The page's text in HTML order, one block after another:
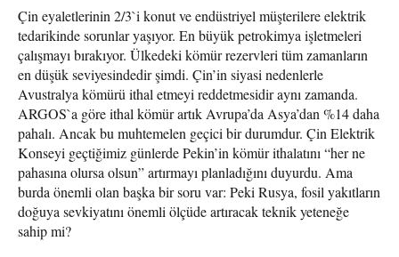
Çin eyaletlerinin 2/3`i konut ve endüstriyel müşterilere elektrik
tedarikinde sorunlar yaşıyor. En büyük petrokimya işletmeleri
çalışmayı bırakıyor. Ülkedeki kömür rezervleri tüm zamanların
en düşük seviyesindedir şimdi. Çin’in siyasi nedenlerle
Avustralya kömürü ithal etmeyi reddetmesidir aynı zamanda.
ARGOS`a göre ithal kömür artık Avrupa’da Asya’dan %14 daha
pahalı. Ancak bu muhtemelen geçici bir durumdur. Çin Elektrik
Konseyi geçtiğimiz günlerde Pekin’in kömür ithalatını “her ne
pahasına olursa olsun” artırmayı planladığını duyurdu. Ama
burda önemli olan başka bir soru var: Peki Rusya, fosil yakıtların
doğuya sevkiyatını önemli ölçüde artıracak teknik yeteneğe
sahip mi?